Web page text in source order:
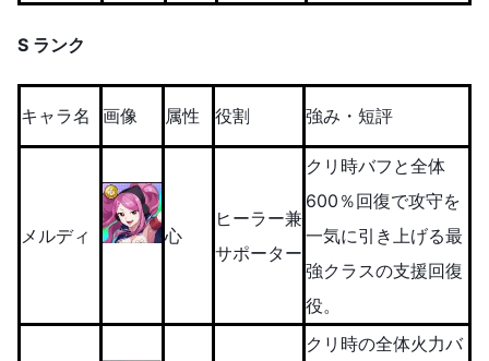
S ランク
キャラ名 画像 属性 役割 強み・短評
メルディ 心
ヒーラー兼
サポーター
クリ時バフと全体
600％回復で攻守を
一気に引き上げる最
強クラスの支援回復
役。
クリ時の全体火力バ